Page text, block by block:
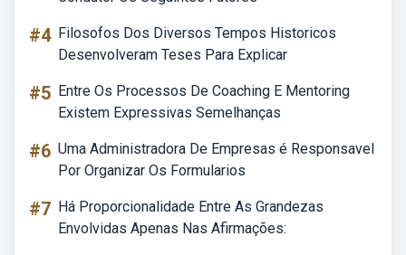
#4 Filosofos Dos Diversos Tempos Historicos
Desenvolveram Teses Para Explicar
#5 Entre Os Processos De Coaching E Mentoring
Existem Expressivas Semelhanças
#6 Uma Administradora De Empresas é Responsavel
Por Organizar Os Formularios
#7 Há Proporcionalidade Entre As Grandezas
Envolvidas Apenas Nas Afirmações: